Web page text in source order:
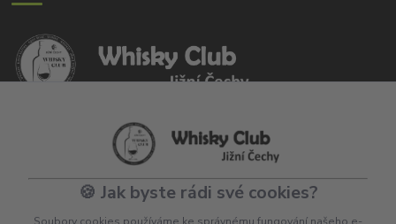
eshop@whiskyclub-jiznicechy.cz
🍪 Jak byste rádi své cookies?
Soubory cookies používáme ke správnému fungování našeho e-